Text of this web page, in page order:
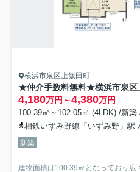
横浜市泉区上飯田町
★仲介手数料無料★横浜市泉区
4,180万円～4,380万円
100.39㎡～102.05㎡ (4LDK) /新築
相鉄いずみ野線「いずみ野」駅
新築
建物面積は100.39㎡となっており広